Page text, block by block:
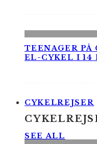
TEENAGER
EL-CYKEL I 14
CYKELREJSER
SEE ALL